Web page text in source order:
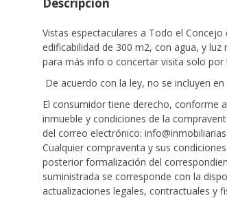
Vistas espectaculares a Todo el
edificabilidad de 300 m2, con agua, y
para más info o concertar visita solo por
De acuerdo con la ley, no se incluyen
El consumidor tiene derecho, conforme
inmueble y condiciones de la
del correo electrónico:
Cualquier compraventa y sus
posterior formalización del
suministrada se corresponde con la
actualizaciones legales, contractuales y